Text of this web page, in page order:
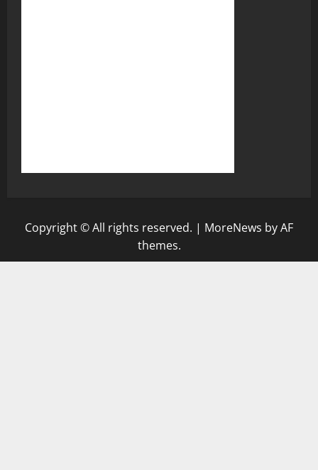
Copyright © All rights reserved. | MoreNews by AF
themes.